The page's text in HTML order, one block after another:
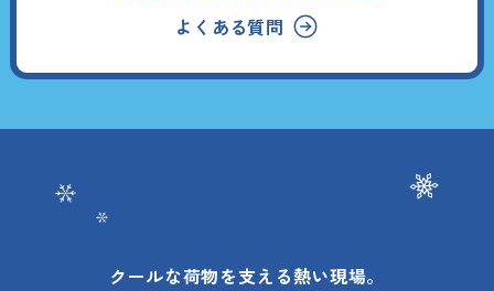
よくある質問
クールな荷物を支える熱い現場。